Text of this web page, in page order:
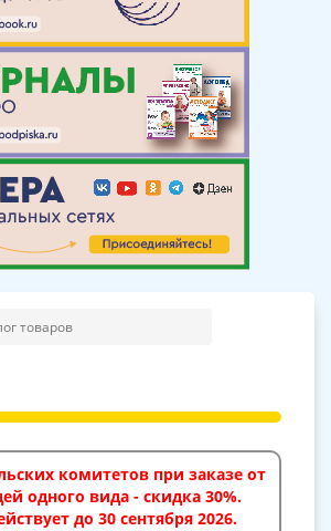
товаров
комитетов при заказе от
одного вида - скидка 30%.
до 30 сентября 2026.